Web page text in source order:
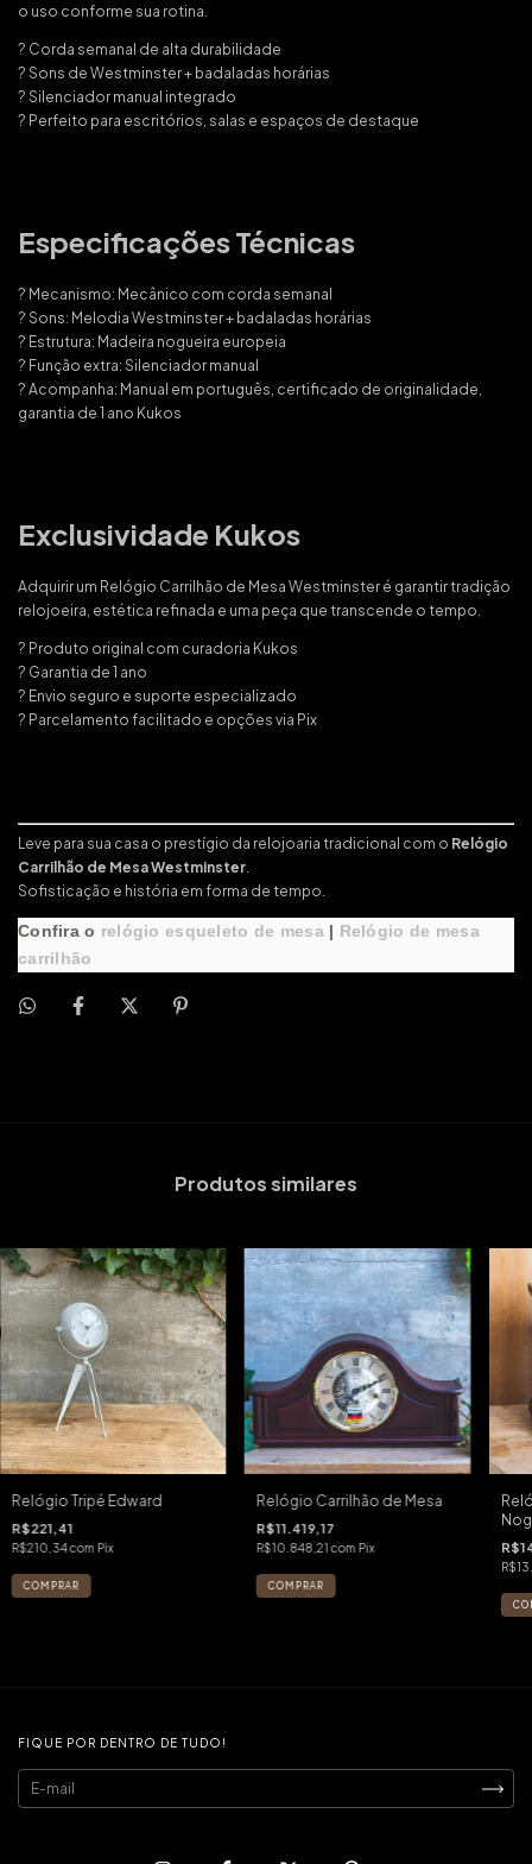
o uso conforme sua rotina.
? Corda semanal de alta durabilidade
? Sons de Westminster + badaladas horárias
? Silenciador manual integrado
? Perfeito para escritórios, salas e espaços de destaque
Especificações Técnicas
? Mecanismo: Mecânico com corda semanal
? Sons: Melodia Westminster + badaladas horárias
? Estrutura: Madeira nogueira europeia
? Função extra: Silenciador manual
? Acompanha: Manual em português, certificado de originalidade,
garantia de 1 ano Kukos
Exclusividade Kukos
Adquirir um Relógio Carrilhão de Mesa Westminster é garantir tradição
relojoeira, estética refinada e uma peça que transcende o tempo.
? Produto original com curadoria Kukos
? Garantia de 1 ano
? Envio seguro e suporte especializado
? Parcelamento facilitado e opções via Pix
Leve para sua casa o prestígio da relojoaria tradicional com o Relógio
Carrilhão de Mesa Westminster
Sofisticação e história em forma de tempo.
Confira o relógio esqueleto de mesa | Relógio de mesa
carrilhão
Produtos similares
Relógio Tripé Edward
R$221,41
R$210,34com Pix
Relógio Carrilhão de Mesa
R$11.419,17
R$10.848,21com Pix
FIQUE POR DENTRO DE TUDO!